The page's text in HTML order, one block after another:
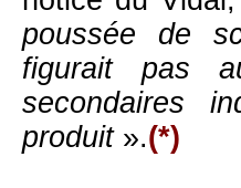
poussée de
figurait pas
secondaires
produit».(*)